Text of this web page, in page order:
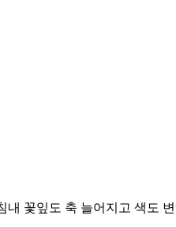
꽃잎도 축 늘어지고 색도